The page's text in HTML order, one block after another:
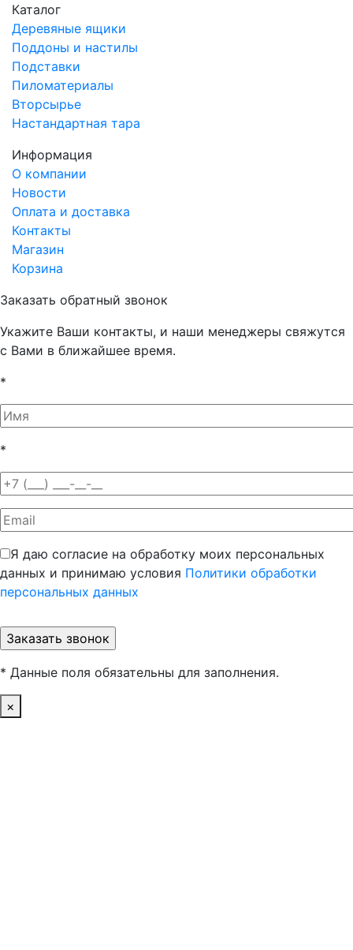
Каталог
Деревяные ящики
Поддоны и настилы
Подставки
Пиломатериалы
Вторсырье
Настандартная тара
Информация
О компании
Новости
Оплата и доставка
Контакты
Магазин
Корзина
Заказать обратный звонок
Укажите Ваши контакты, и наши менеджеры свяжутся
с Вами в ближайшее время.
*
*
Я даю согласие на обработку моих персональных
данных и принимаю условия Политики обработки
персональных данных
* Данные поля обязательны для заполнения.
×